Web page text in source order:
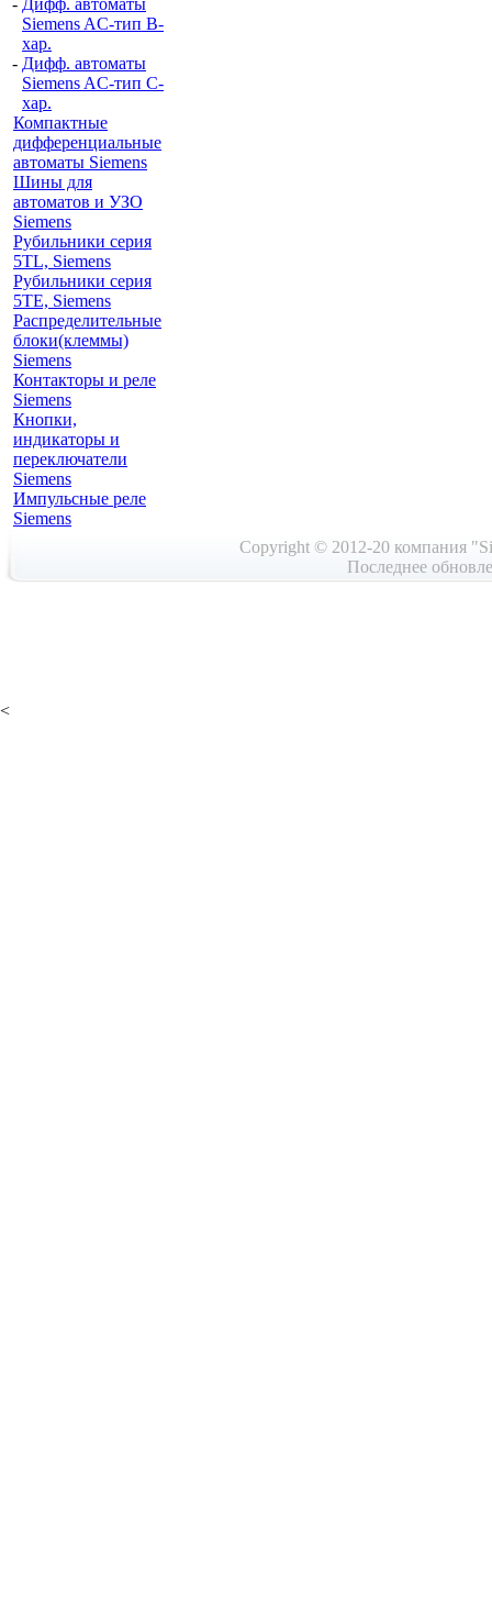
- Дифф. автоматы
Siemens AC-тип B-
хар.
- Дифф. автоматы
Siemens AC-тип C-
хар.
Компактные
дифференциальные
автоматы Siemens
Шины для
автоматов и УЗО
Siemens
Рубильники серия
5TL, Siemens
Рубильники серия
5TE, Siemens
Распределительные
блоки(клеммы)
Siemens
Контакторы и реле
Siemens
Кнопки,
индикаторы и
переключатели
Siemens
Импульсные реле
Siemens
Copyright © 2012-20 компания
Последнее
<